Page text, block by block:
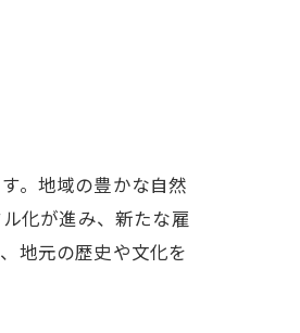
。地域の豊かな自然
化が進み、新たな雇
地元の歴史や文化を